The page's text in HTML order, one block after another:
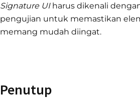
Signature UIharus dikenali
pengujian untuk memastikan
memang mudah diingat.
Penutup